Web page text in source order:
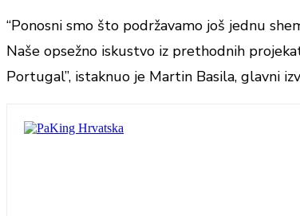
“Ponosni smo što podržavamo još jednu
Naše opsežno iskustvo iz prethodnih
Portugal”, istaknuo je Martin Basila, glavni